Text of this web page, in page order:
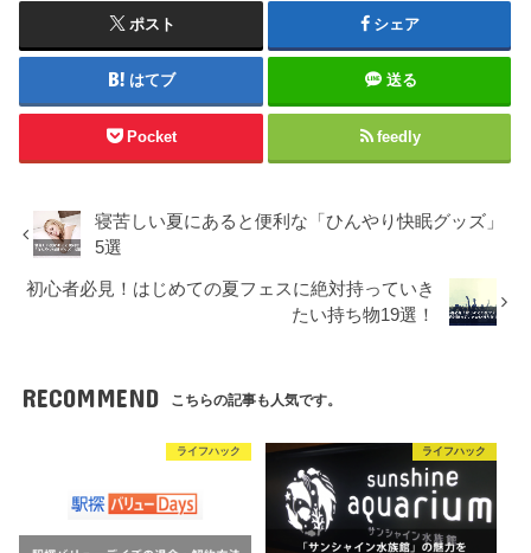
ポスト シェア
はてブ 送る
Pocket feedly
寝苦しい夏にあると便利な「ひんやり快眠グッズ」
5選
初心者必見！はじめての夏フェスに絶対持っていき
たい持ち物19選！
RECOMMEND こちらの記事も人気です。
ライフハック ライフハック